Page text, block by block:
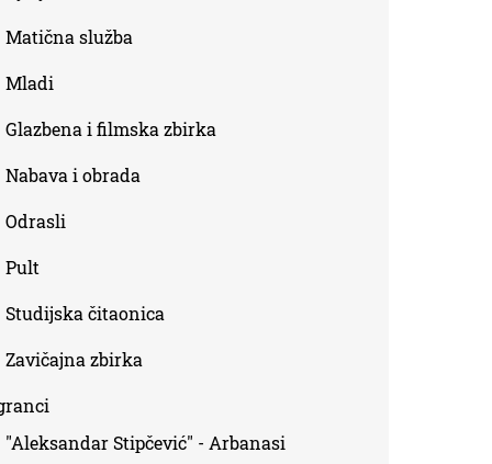
Matična služba
Mladi
Glazbena i filmska zbirka
Nabava i obrada
Odrasli
Pult
Studijska čitaonica
Zavičajna zbirka
"Aleksandar Stipčević" - Arbanasi